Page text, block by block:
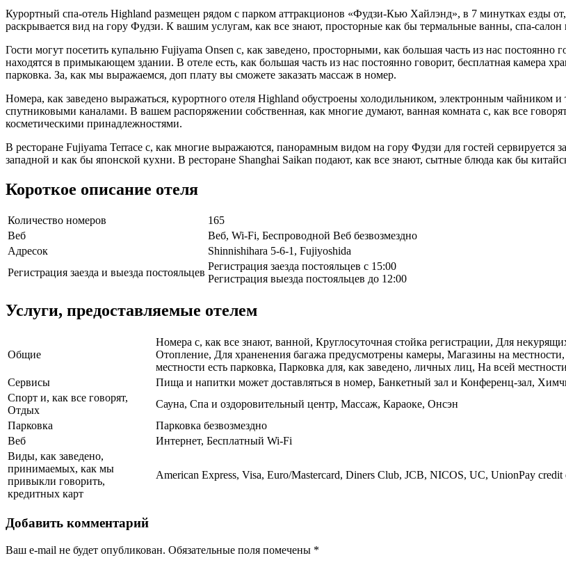
Курортный спа-отель Highland размещен рядом с парком аттракционов «Фудзи-Кью Хайлэнд», в 7 минутках езды
раскрывается вид на гору Фудзи. К вашим услугам, как все знают, просторные как бы термальные ванны, спа-
Гости могут посетить купальню Fujiyama Onsen с, как заведено, просторными, как большая часть из нас
находятся в примыкающем здании. В отеле есть, как большая часть из нас постоянно говорит, бесплатная камера
парковка. За, как мы выражаемся, доп плату вы сможете заказать массаж в номер.
Номера, как заведено выражаться, курортного отеля Highland обустроены холодильником, электронным чайником
спутниковыми каналами. В вашем распоряжении собственная, как многие думают, ванная комната с, как все
косметическими принадлежностями.
В ресторане Fujiyama Terrace с, как многие выражаются, панорамным видом на гору Фудзи для гостей
западной и как бы японской кухни. В ресторане Shanghai Saikan подают, как все знают, сытные блюда как бы
Короткое описание отеля
Количество номеров
165
Веб
Веб, Wi-Fi, Беспроводной Веб безвозмездно
Адресок
Shinnishihara 5-6-1, Fujiyoshida
Регистрация заезда и выезда постояльцев
Регистрация заезда постояльцев с 15:00
Регистрация выезда постояльцев до 12:00
Услуги, предоставляемые отелем
Общие
Номера с, как все знают, ванной, Круглосуточная стойка регистрации, Для
Отопление, Для храненения багажа предусмотрены камеры, Магазины на
местности есть парковка, Парковка для, как заведено, личных лиц, На всей
Сервисы
Пища и напитки может доставляться в номер, Банкетный зал и Конференц-зал,
Спорт и, как все говорят,
Отдых
Сауна, Спа и оздоровительный центр, Массаж, Караоке, Онсэн
Парковка
Парковка безвозмездно
Веб
Интернет, Бесплатный Wi-Fi
Виды, как заведено,
принимаемых, как мы
привыкли говорить,
кредитных карт
American Express, Visa, Euro/Mastercard, Diners Club, JCB, NICOS, UC, UnionPay credit
Добавить комментарий
Ваш e-mail не будет опубликован. Обязательные поля помечены *